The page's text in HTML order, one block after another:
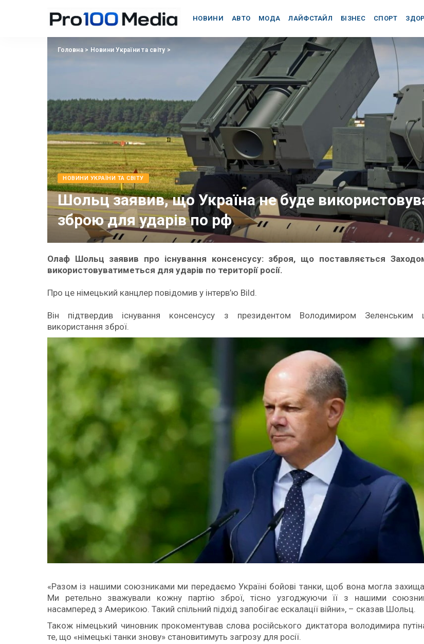
НОВИНИ АВТО МОДА ЛАЙФСТАЙЛ БІЗНЕС СПОРТ
Головна> Новини України та світу >
НОВИНИ УКРАЇНИ ТА СВІТУ
Шольц заявив, що Україна не буде
зброю для ударів по рф
Олаф Шольц заявив про існування консенсусу: зброя, що поставляється
використовуватиметься для ударів по території росії.
Про це німецький канцлер повідомив у інтерв’ю Bild.
Він підтвердив існування консенсусу з президентом Володимиром Зеленським
використання зброї.
«Разом із нашими союзниками ми передаємо Україні бойові танки, щоб вона могла
Ми ретельно зважували кожну партію зброї, тісно узгоджуючи її з нашими
насамперед з Америкою. Такий спільний підхід запобігає ескалації війни», – сказав Шольц.
Також німецький чиновник прокоментував слова російського диктатора володимира
те, що «німецькі танки знову» становитимуть загрозу для росії.